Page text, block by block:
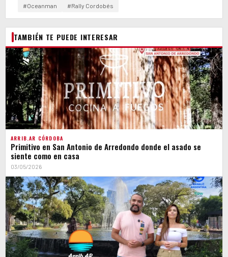
#Oceanman
#Rally Cordobés
TAMBIÉN TE PUEDE INTERESAR
ARRIB.AR CÓRDOBA
Primitivo en San Antonio de Arredondo donde el asado se
siente como en casa
03/05/2026